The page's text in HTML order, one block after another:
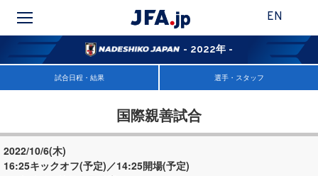
EN
- 2022年 -
試合日程・結果 選手・スタッフ
国際親善試合
2022/10/6(木)
16:25キックオフ(予定)／14:25開場(予定)